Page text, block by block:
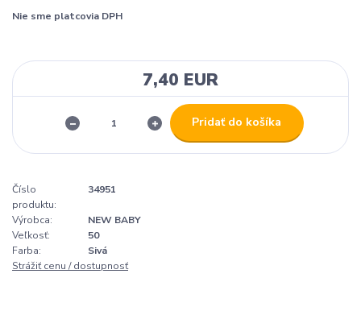
Nie sme platcovia DPH
7,40 EUR
Pridať do košíka
Číslo
produktu:
34951
Výrobca:
NEW BABY
Veľkosť:
50
Farba:
Sivá
Strážiť cenu / dostupnosť